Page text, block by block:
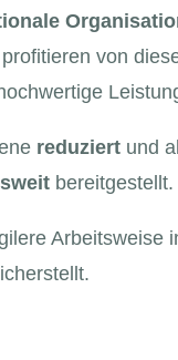
von
reduziert und
bereitgestellt.
Arbeitsweise